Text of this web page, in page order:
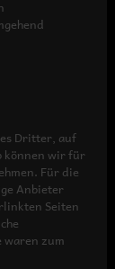
Dritter, auf
können wir für
Für die
Anbieter
Seiten
zum